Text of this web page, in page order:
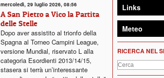
mercoledì, 29 luglio 2026, 08:56
A San Pietro a Vico la Partita
delle Stelle
Dopo aver assistito al trionfo della
Spagna al Torneo Campini League,
versione Mundial, riservato L alla
categoria Esordienti 2013/14/15,
stasera si terrà un’interessante
Links
Meteo
RICERCA NEL